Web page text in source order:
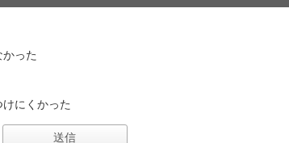
った
にくかった